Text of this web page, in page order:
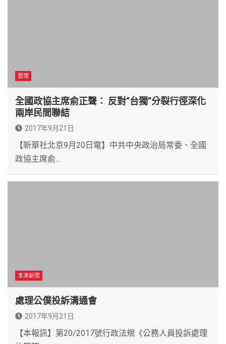
要聞
全國政協主席俞正聲： 反對“台獨”分裂行徑深化
兩岸民間聯結
2017年9月21日
【新華社北京9月20日電】中共中央政治局常委、全國
政協主席俞…
本澳新聞
處理公僕投訴溝通會
2017年9月21日
【本報訊】第20/2017號行政法規《公務人員投訴處理